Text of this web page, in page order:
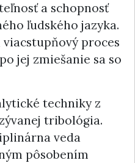
a schopnosť
ľudského jazyka.
proces
jej zmiešanie sa so
techniky z
tribológia.
veda
pôsobením